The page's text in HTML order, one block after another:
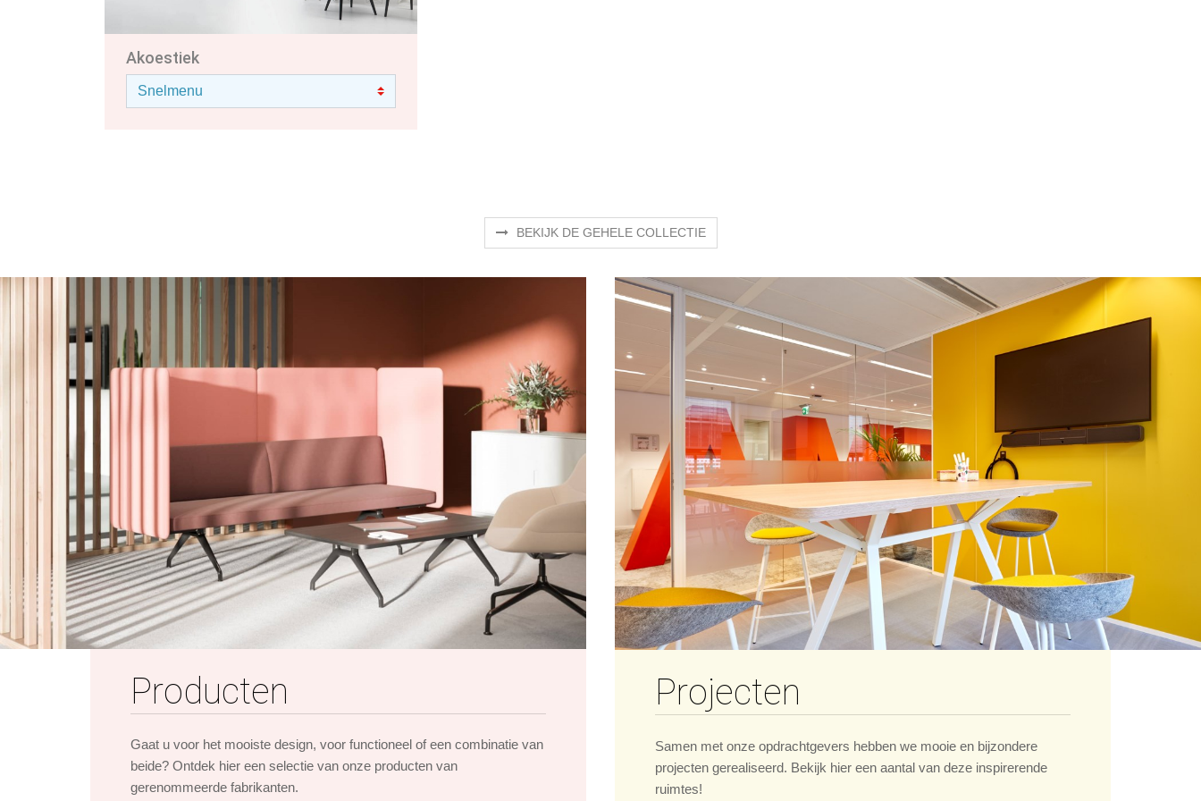
Akoestiek
BEKIJK DE GEHELE COLLECTIE
Producten
Gaat u voor het mooiste design, voor functioneel of een combinatie van
beide? Ontdek hier een selectie van onze producten van
gerenommeerde fabrikanten.
Projecten
Samen met onze opdrachtgevers hebben we mooie en bijzondere
projecten gerealiseerd. Bekijk hier een aantal van deze inspirerende
ruimtes!